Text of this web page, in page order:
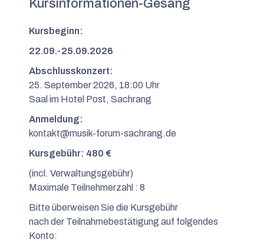
Kursinformationen-Gesang
Kursbeginn:
22.09.-25.09.2026
Abschlusskonzert:
25. September 2026, 18:00 Uhr
Saal im Hotel Post, Sachrang
Anmeldung:
kontakt@musik-forum-sachrang.de
Kursgebühr: 480 €
(incl. Verwaltungsgebühr)
Maximale Teilnehmerzahl : 8
Bitte überweisen Sie die Kursgebühr
nach der Teilnahmebestätigung auf folgendes
Konto: